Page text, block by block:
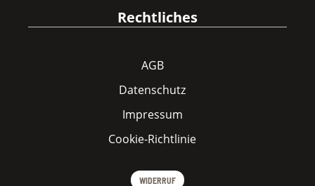
Rechtliches
AGB
Datenschutz
Impressum
Cookie-Richtlinie
WIDERRUF